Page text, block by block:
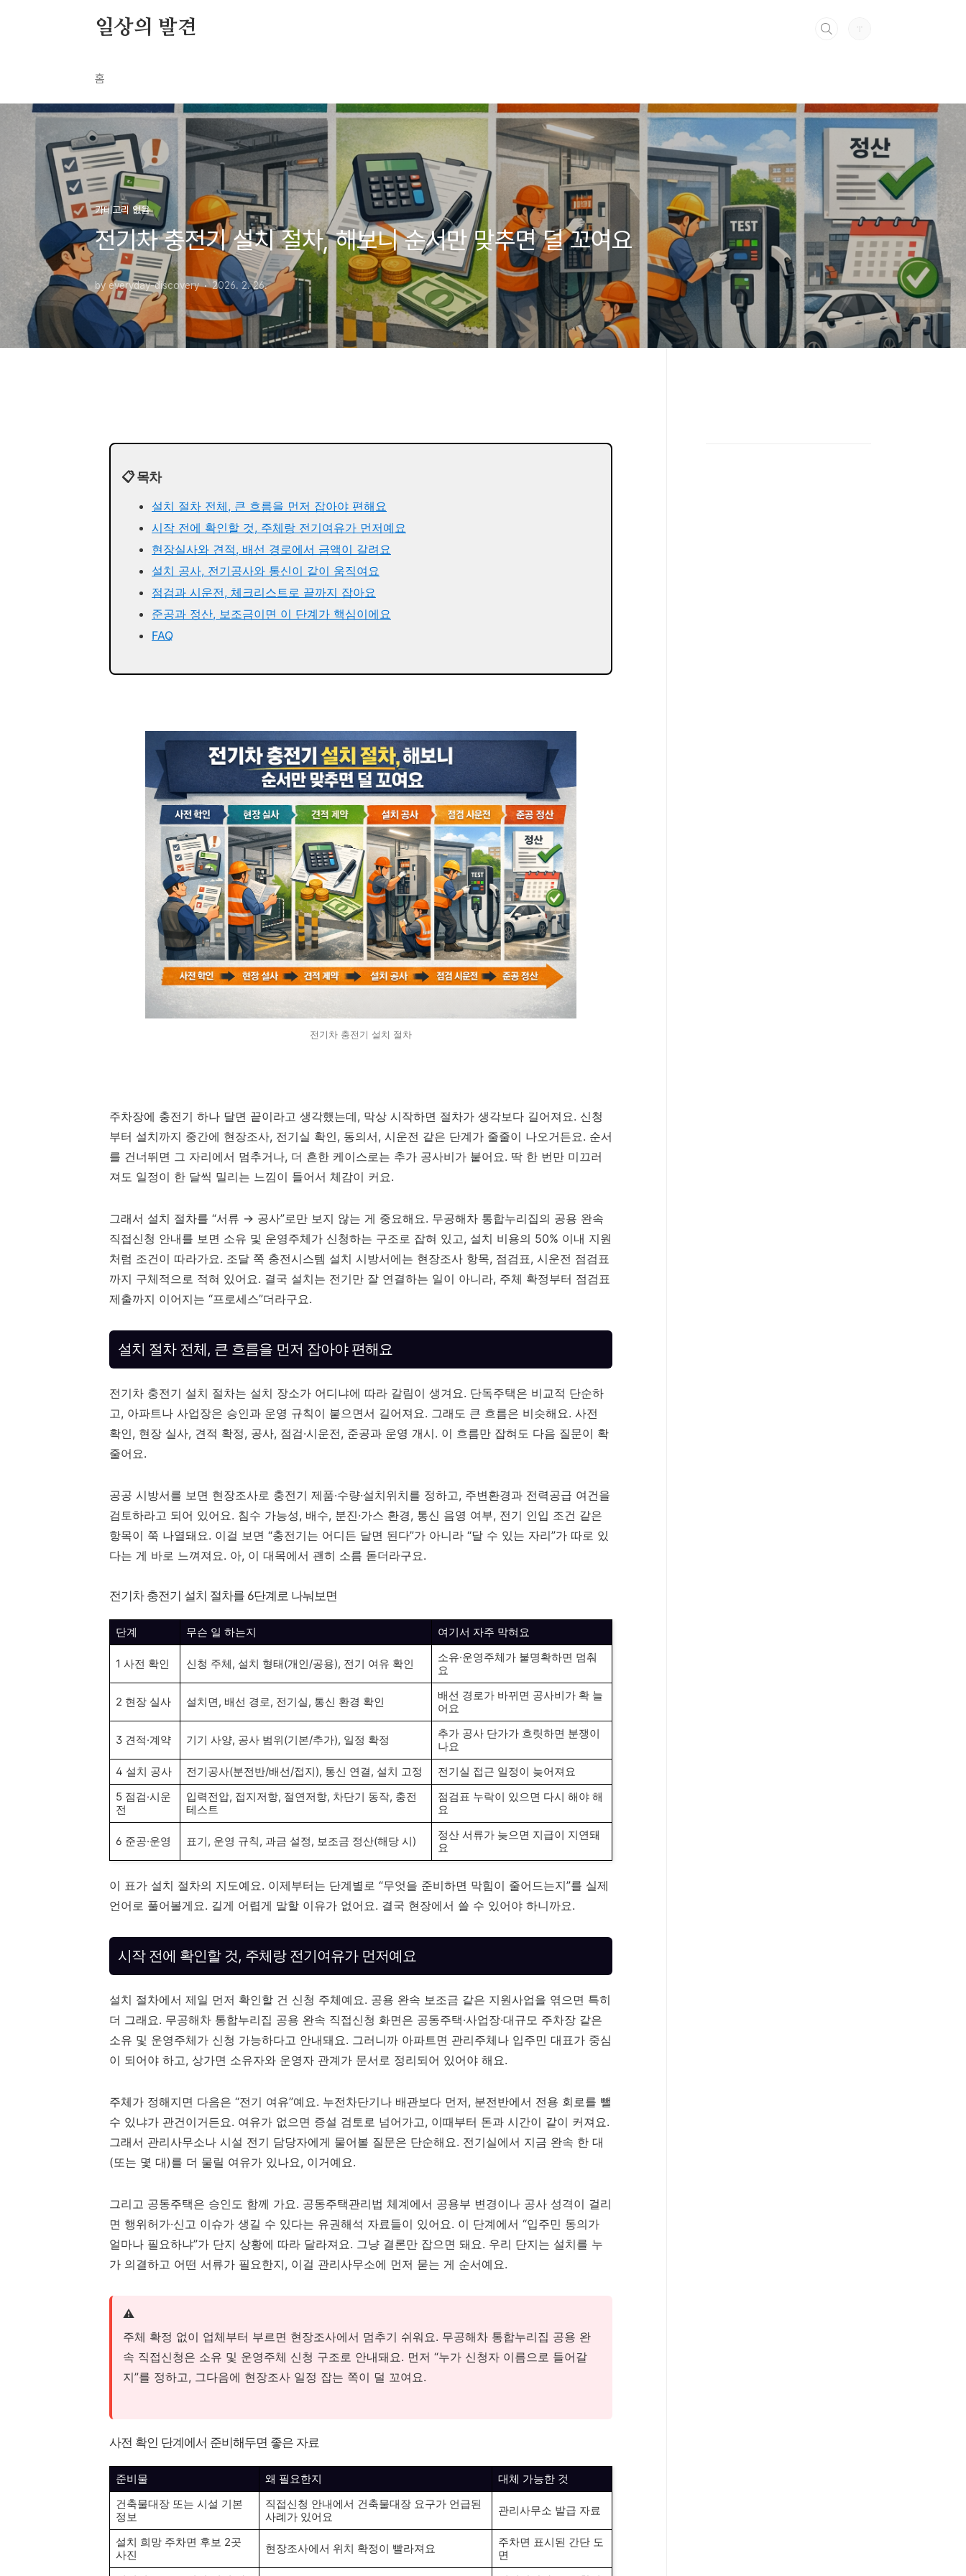
일상의 발견
홈
카테고리 없음
전기차 충전기 설치 절차, 해보니 순서만 맞추면 덜 꼬여요
by everyday-discovery 2026. 2. 26.
📋 목차
설치 절차 전체, 큰 흐름을 먼저 잡아야 편해요
시작 전에 확인할 것, 주체랑 전기여유가 먼저예요
현장실사와 견적, 배선 경로에서 금액이 갈려요
설치 공사, 전기공사와 통신이 같이 움직여요
점검과 시운전, 체크리스트로 끝까지 잡아요
준공과 정산, 보조금이면 이 단계가 핵심이에요
FAQ
전기차 충전기 설치 절차
주차장에 충전기 하나 달면 끝이라고 생각했는데, 막상 시작하면 절차가 생각보다 길어져요. 신청
부터 설치까지 중간에 현장조사, 전기실 확인, 동의서, 시운전 같은 단계가 줄줄이 나오거든요. 순서
를 건너뛰면 그 자리에서 멈추거나, 더 흔한 케이스로는 추가 공사비가 붙어요. 딱 한 번만 미끄러
져도 일정이 한 달씩 밀리는 느낌이 들어서 체감이 커요.
그래서 설치 절차를 “서류 → 공사”로만 보지 않는 게 중요해요. 무공해차 통합누리집의 공용 완속
직접신청 안내를 보면 소유 및 운영주체가 신청하는 구조로 잡혀 있고, 설치 비용의 50% 이내 지원
처럼 조건이 따라가요. 조달 쪽 충전시스템 설치 시방서에는 현장조사 항목, 점검표, 시운전 점검표
까지 구체적으로 적혀 있어요. 결국 설치는 전기만 잘 연결하는 일이 아니라, 주체 확정부터 점검표
제출까지 이어지는 “프로세스”더라구요.
설치 절차 전체, 큰 흐름을 먼저 잡아야 편해요
전기차 충전기 설치 절차는 설치 장소가 어디냐에 따라 갈림이 생겨요. 단독주택은 비교적 단순하
고, 아파트나 사업장은 승인과 운영 규칙이 붙으면서 길어져요. 그래도 큰 흐름은 비슷해요. 사전
확인, 현장 실사, 견적 확정, 공사, 점검·시운전, 준공과 운영 개시. 이 흐름만 잡혀도 다음 질문이 확
줄어요.
공공 시방서를 보면 현장조사로 충전기 제품·수량·설치위치를 정하고, 주변환경과 전력공급 여건을
검토하라고 되어 있어요. 침수 가능성, 배수, 분진·가스 환경, 통신 음영 여부, 전기 인입 조건 같은
항목이 쭉 나열돼요. 이걸 보면 “충전기는 어디든 달면 된다”가 아니라 “달 수 있는 자리”가 따로 있
다는 게 바로 느껴져요. 아, 이 대목에서 괜히 소름 돋더라구요.
전기차 충전기 설치 절차를 6단계로 나눠보면
단계 무슨 일 하는지 여기서 자주 막혀요
1 사전 확인 신청 주체, 설치 형태(개인/공용), 전기 여유 확인
소유·운영주체가 불명확하면 멈춰
요
2 현장 실사 설치면, 배선 경로, 전기실, 통신 환경 확인
배선 경로가 바뀌면 공사비가 확 늘
어요
3 견적·계약 기기 사양, 공사 범위(기본/추가), 일정 확정
추가 공사 단가가 흐릿하면 분쟁이
나요
4 설치 공사
전기공사(분전반/배선/접지), 통신 연결, 설치 고정
전기실 접근 일정이 늦어져요
5 점검·시운
전
입력전압, 접지저항, 절연저항, 차단기 동작, 충전
테스트
점검표 누락이 있으면 다시 해야 해
요
6 준공·운영 표기, 운영 규칙, 과금 설정, 보조금 정산(해당 시)
정산 서류가 늦으면 지급이 지연돼
요
이 표가 설치 절차의 지도예요. 이제부터는 단계별로 “무엇을 준비하면 막힘이 줄어드는지”를 실제
언어로 풀어볼게요. 길게 어렵게 말할 이유가 없어요. 결국 현장에서 쓸 수 있어야 하니까요.
시작 전에 확인할 것, 주체랑 전기여유가 먼저예요
설치 절차에서 제일 먼저 확인할 건 신청 주체예요. 공용 완속 보조금 같은 지원사업을 엮으면 특히
더 그래요. 무공해차 통합누리집 공용 완속 직접신청 화면은 공동주택·사업장·대규모 주차장 같은
소유 및 운영주체가 신청 가능하다고 안내돼요. 그러니까 아파트면 관리주체나 입주민 대표가 중심
이 되어야 하고, 상가면 소유자와 운영자 관계가 문서로 정리되어 있어야 해요.
주체가 정해지면 다음은 “전기 여유”예요. 누전차단기나 배관보다 먼저, 분전반에서 전용 회로를 뺄
수 있냐가 관건이거든요. 여유가 없으면 증설 검토로 넘어가고, 이때부터 돈과 시간이 같이 커져요.
그래서 관리사무소나 시설 전기 담당자에게 물어볼 질문은 단순해요. 전기실에서 지금 완속 한 대
(또는 몇 대)를 더 물릴 여유가 있나요, 이거예요.
그리고 공동주택은 승인도 함께 가요. 공동주택관리법 체계에서 공용부 변경이나 공사 성격이 걸리
면 행위허가·신고 이슈가 생길 수 있다는 유권해석 자료들이 있어요. 이 단계에서 “입주민 동의가
얼마나 필요하냐”가 단지 상황에 따라 달라져요. 그냥 결론만 잡으면 돼요. 우리 단지는 설치를 누
가 의결하고 어떤 서류가 필요한지, 이걸 관리사무소에 먼저 묻는 게 순서예요.
⚠️
주체 확정 없이 업체부터 부르면 현장조사에서 멈추기 쉬워요. 무공해차 통합누리집 공용 완
속 직접신청은 소유 및 운영주체 신청 구조로 안내돼요. 먼저 “누가 신청자 이름으로 들어갈
지”를 정하고, 그다음에 현장조사 일정 잡는 쪽이 덜 꼬여요.
사전 확인 단계에서 준비해두면 좋은 자료
준비물 왜 필요한지
대체 가능한 것
건축물대장 또는 시설 기본
정보
직접신청 안내에서 건축물대장 요구가 언급된
사례가 있어요
관리사무소 발급 자료
설치 희망 주차면 후보 2곳
사진
현장조사에서 위치 확정이 빨라져요
주차면 표시된 간단 도
면